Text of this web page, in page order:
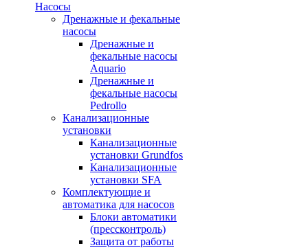
Насосы
Дренажные и фекальные
насосы
Дренажные и
фекальные насосы
Aquario
Дренажные и
фекальные насосы
Pedrollo
Канализационные
установки
Канализационные
установки Grundfos
Канализационные
установки SFA
Комплектующие и
автоматика для насосов
Блоки автоматики
(прессконтроль)
Защита от работы